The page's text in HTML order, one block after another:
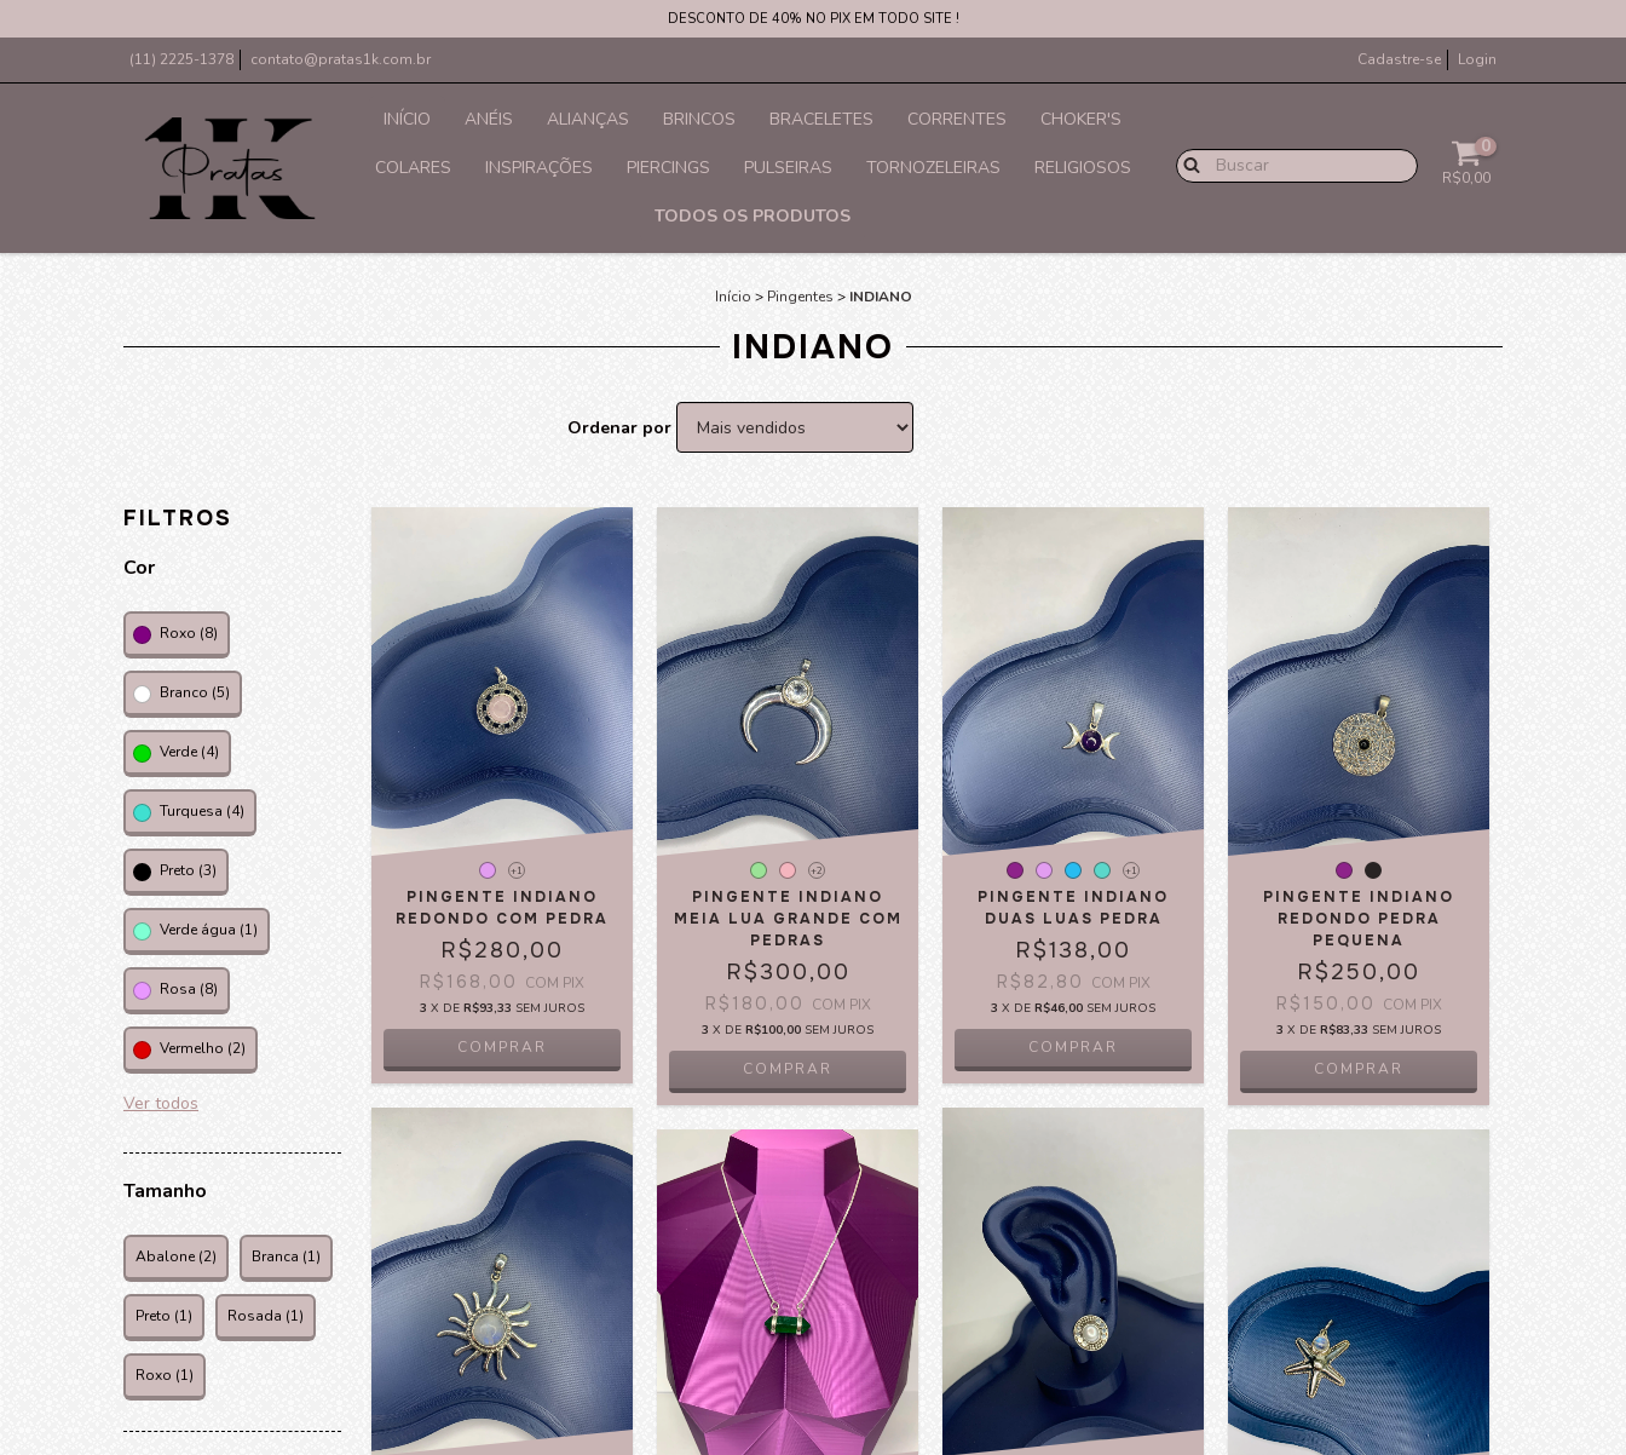
DESCONTO DE 40% NO PIX EM TODO SITE !
(11) 2225-1378 contato@pratas1k.com.br Cadastre-se Login
INÍCIO ANÉIS ALIANÇAS BRINCOS BRACELETES CORRENTES CHOKER'S
COLARES INSPIRAÇÕES PIERCINGS PULSEIRAS TORNOZELEIRAS RELIGIOSOS
TODOS OS PRODUTOS
0
R$0,00
Início > Pingentes > INDIANO
INDIANO
Ordenar por
FILTROS
Cor
Roxo (8)
Branco (5)
Verde (4)
Turquesa (4)
Preto (3)
Verde água (1)
Rosa (8)
Vermelho (2)
Ver todos
Tamanho
Abalone (2) Branca (1)
Preto (1) Rosada (1)
Roxo (1)
+1
PINGENTE INDIANO
REDONDO COM PEDRA
R$280,00
R$168,00 COM PIX
3 X DER$93,33 SEM JUROS
COMPRAR
+2
PINGENTE INDIANO
MEIA LUA GRANDE COM
PEDRAS
R$300,00
R$180,00 COM PIX
3 X DER$100,00 SEM JUROS
COMPRAR
+1
PINGENTE INDIANO
DUAS LUAS PEDRA
R$138,00
R$82,80 COM PIX
3 X DER$46,00 SEM JUROS
COMPRAR
PINGENTE INDIANO
REDONDO PEDRA
PEQUENA
R$250,00
R$150,00 COM PIX
3 X DER$83,33 SEM JUROS
COMPRAR